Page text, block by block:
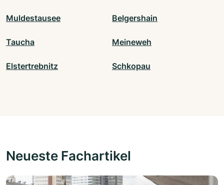
Muldestausee Belgershain
Taucha Meineweh
Elstertrebnitz Schkopau
Neueste Fachartikel